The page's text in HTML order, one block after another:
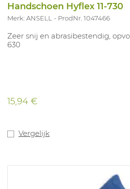
Handschoen Hyflex 11-730
Merk: ANSELL ProdNr. 1047466
Zeer snij en abrasibestendig,
630
15,94 €
Vergelijk